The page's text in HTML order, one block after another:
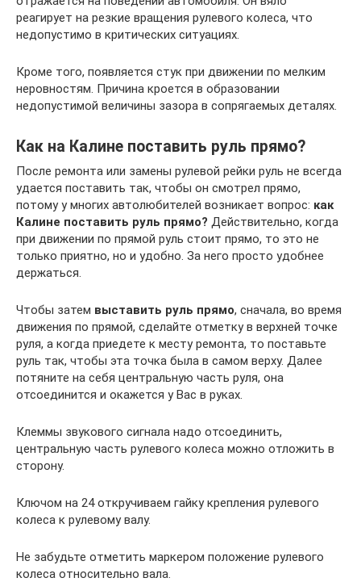
реагирует на резкие вращения рулевого колеса, что
недопустимо в критических ситуациях.
Кроме того, появляется стук при движении по мелким
неровностям. Причина кроется в образовании
недопустимой величины зазора в сопрягаемых деталях.
Как на Калине поставить руль прямо?
После ремонта или замены рулевой рейки руль не всегда
удается поставить так, чтобы он смотрел прямо,
потому у многих автолюбителей возникает вопрос: как
Калине поставить руль прямо? Действительно, когда
при движении по прямой руль стоит прямо, то это не
только приятно, но и удобно. За него просто удобнее
держаться.
Чтобы затем выставить руль прямо, сначала, во время
движения по прямой, сделайте отметку в верхней точке
руля, а когда приедете к месту ремонта, то поставьте
руль так, чтобы эта точка была в самом верху. Далее
потяните на себя центральную часть руля, она
отсоединится и окажется у Вас в руках.
Клеммы звукового сигнала надо отсоединить,
центральную часть рулевого колеса можно отложить в
сторону.
Ключом на 24 откручиваем гайку крепления рулевого
колеса к рулевому валу.
Не забудьте отметить маркером положение рулевого
колеса относительно вала.